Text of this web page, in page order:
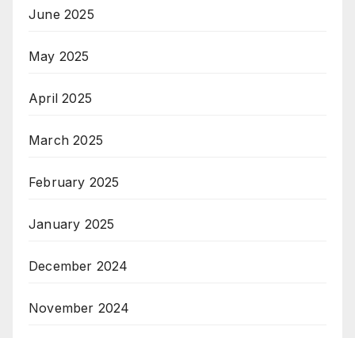
June 2025
May 2025
April 2025
March 2025
February 2025
January 2025
December 2024
November 2024